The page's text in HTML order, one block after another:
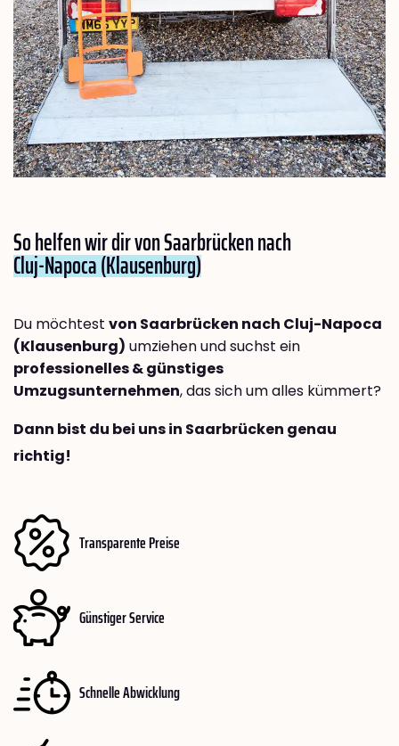
So helfen wir dir von Saarbrücken nach
Cluj-Napoca (Klausenburg)
Du möchtest von Saarbrücken nach Cluj-Napoca
(Klausenburg) umziehen und suchst ein
professionelles & günstiges
Umzugsunternehmen, das sich um alles kümmert?
Dann bist du bei uns in Saarbrücken genau
richtig!
Transparente Preise
Günstiger Service
Schnelle Abwicklung